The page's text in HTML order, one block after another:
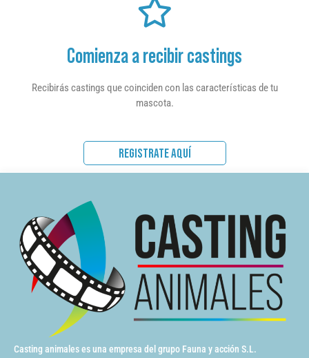
Comienza a recibir castings
Recibirás castings que coinciden con las características de tu
mascota.
REGISTRATE AQUÍ
Casting animales es una empresa del grupo Fauna y acción S.L.